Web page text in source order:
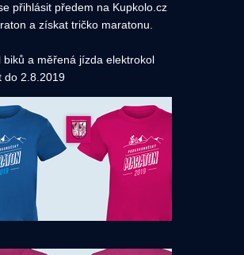
přihlásit předem na Kupkolo.cz
a získat tričko maratonu.
biků a měřená jízda elektrokol
do 2.8.2019